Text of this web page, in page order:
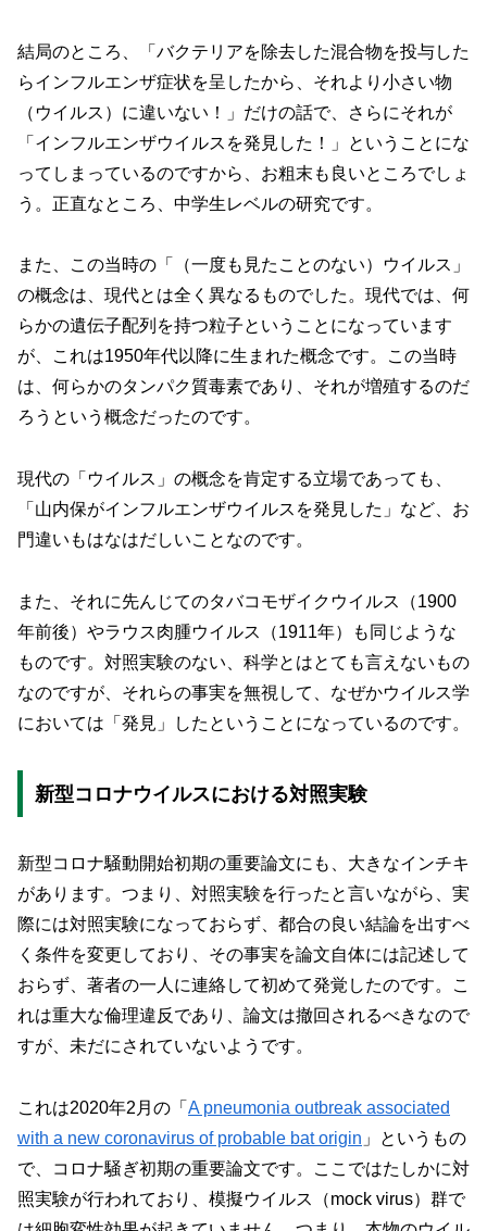
結局のところ、「バクテリアを除去した混合物を投与した
らインフルエンザ症状を呈したから、それより小さい物
（ウイルス）に違いない！」だけの話で、さらにそれが
「インフルエンザウイルスを発見した！」ということにな
ってしまっているのですから、お粗末も良いところでしょ
う。正直なところ、中学生レベルの研究です。
また、この当時の「（一度も見たことのない）ウイルス」
の概念は、現代とは全く異なるものでした。現代では、何
らかの遺伝子配列を持つ粒子ということになっています
が、これは1950年代以降に生まれた概念です。この当時
は、何らかのタンパク質毒素であり、それが増殖するのだ
ろうという概念だったのです。
現代の「ウイルス」の概念を肯定する立場であっても、
「山内保がインフルエンザウイルスを発見した」など、お
門違いもはなはだしいことなのです。
また、それに先んじてのタバコモザイクウイルス（1900
年前後）やラウス肉腫ウイルス（1911年）も同じような
ものです。対照実験のない、科学とはとても言えないもの
なのですが、それらの事実を無視して、なぜかウイルス学
においては「発見」したということになっているのです。
新型コロナウイルスにおける対照実験
新型コロナ騒動開始初期の重要論文にも、大きなインチキ
があります。つまり、対照実験を行ったと言いながら、実
際には対照実験になっておらず、都合の良い結論を出すべ
く条件を変更しており、その事実を論文自体には記述して
おらず、著者の一人に連絡して初めて発覚したのです。こ
れは重大な倫理違反であり、論文は撤回されるべきなので
すが、未だにされていないようです。
これは2020年2月の「 A pneumonia outbreak associated
with a new coronavirus of probable bat origin 」というもの
で、コロナ騒ぎ初期の重要論文です。ここではたしかに対
照実験が行われており、模擬ウイルス（mock virus）群で